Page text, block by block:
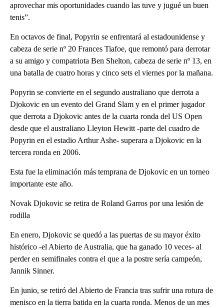
aprovechar mis oportunidades cuando las tuve y jugué un buen
tenis”.
En octavos de final, Popyrin se enfrentará al estadounidense y
cabeza de serie nº 20 Frances Tiafoe, que remontó para derrotar
a su amigo y compatriota Ben Shelton, cabeza de serie nº 13, en
una batalla de cuatro horas y cinco sets el viernes por la mañana.
Popyrin se convierte en el segundo australiano que derrota a
Djokovic en un evento del Grand Slam y en el primer jugador
que derrota a Djokovic antes de la cuarta ronda del US Open
desde que el australiano Lleyton Hewitt -parte del cuadro de
Popyrin en el estadio Arthur Ashe- superara a Djokovic en la
tercera ronda en 2006.
Esta fue la eliminación más temprana de Djokovic en un torneo
importante este año.
Novak Djokovic se retira de Roland Garros por una lesión de
rodilla
En enero, Djokovic se quedó a las puertas de su mayor éxito
histórico -el Abierto de Australia, que ha ganado 10 veces- al
perder en semifinales contra el que a la postre sería campeón,
Jannik Sinner.
En junio, se retiró del Abierto de Francia tras sufrir una rotura de
menisco en la tierra batida en la cuarta ronda. Menos de un mes